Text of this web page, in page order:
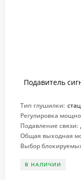
Подавитель
Тип глушилки:
Регулировка
Подавление связи:
Выбор
В НАЛИЧИИ